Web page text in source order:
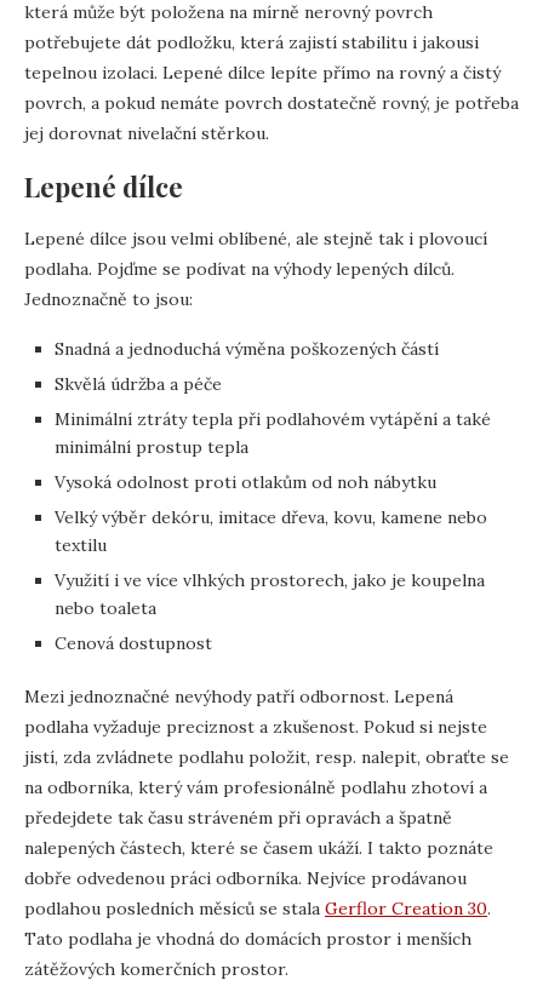
která může být položena na mírně nerovný povrch
potřebujete dát podložku, která zajistí stabilitu i jakousi
tepelnou izolaci. Lepené dílce lepíte přímo na rovný a čistý
povrch, a pokud nemáte povrch dostatečně rovný, je potřeba
jej dorovnat nivelační stěrkou.
Lepené dílce
Lepené dílce jsou velmi oblíbené, ale stejně tak i plovoucí
podlaha. Pojďme se podívat na výhody lepených dílců.
Jednoznačně to jsou:
Snadná a jednoduchá výměna poškozených částí
Skvělá údržba a péče
Minimální ztráty tepla při podlahovém vytápění a také
minimální prostup tepla
Vysoká odolnost proti otlakům od noh nábytku
Velký výběr dekóru, imitace dřeva, kovu, kamene nebo
textilu
Využití i ve více vlhkých prostorech, jako je koupelna
nebo toaleta
Cenová dostupnost
Mezi jednoznačné nevýhody patří odbornost. Lepená
podlaha vyžaduje preciznost a zkušenost. Pokud si nejste
jistí, zda zvládnete podlahu položit, resp. nalepit, obraťte se
na odborníka, který vám profesionálně podlahu zhotoví a
předejdete tak času stráveném při opravách a špatně
nalepených částech, které se časem ukáží. I takto poznáte
dobře odvedenou práci odborníka. Nejvíce prodávanou
podlahou posledních měsíců se stala Gerflor Creation 30.
Tato podlaha je vhodná do domácích prostor i menších
zátěžových komerčních prostor.